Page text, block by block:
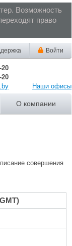
Возможность
право
Войти
Наши офисы
20
20
О компании
совершения